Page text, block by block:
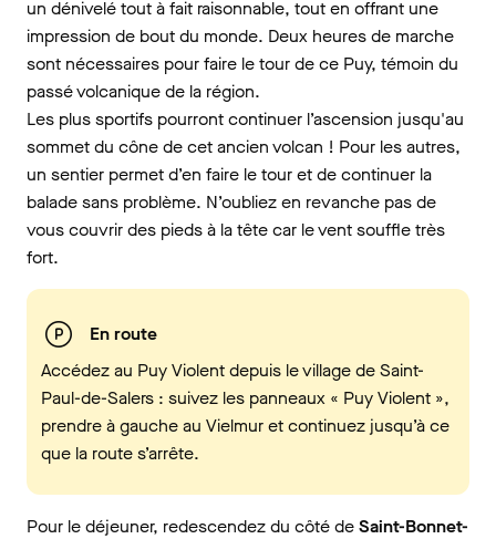
un dénivelé tout à fait raisonnable, tout en offrant une
impression de bout du monde. Deux heures de marche
sont nécessaires pour faire le tour de ce Puy, témoin du
passé volcanique de la région.
Les plus sportifs pourront continuer l’ascension jusqu'au
sommet du cône de cet ancien volcan ! Pour les autres,
un sentier permet d’en faire le tour et de continuer la
balade sans problème. N’oubliez en revanche pas de
vous couvrir des pieds à la tête car le vent souffle très
fort.
En route
Accédez au Puy Violent depuis le village de Saint-
Paul-de-Salers : suivez les panneaux « Puy Violent »,
prendre à gauche au Vielmur et continuez jusqu’à ce
que la route s’arrête.
Pour le déjeuner, redescendez du côté deSaint-Bonnet-